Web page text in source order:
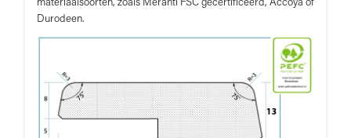
materiaalsoorten, zoals Meranti FSC gecertificeerd, Accoya of
Durodeen.